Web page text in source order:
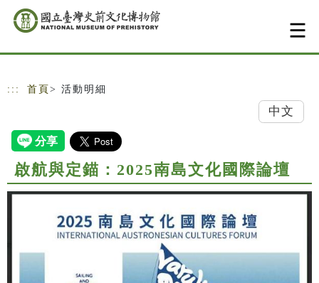
跳到主要內容
網站導覽
::: 首頁 > 活動明細
中文
啟航與定錨：2025南島文化國際論壇